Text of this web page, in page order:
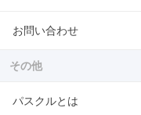
お問い合わせ
その他
パスクルとは